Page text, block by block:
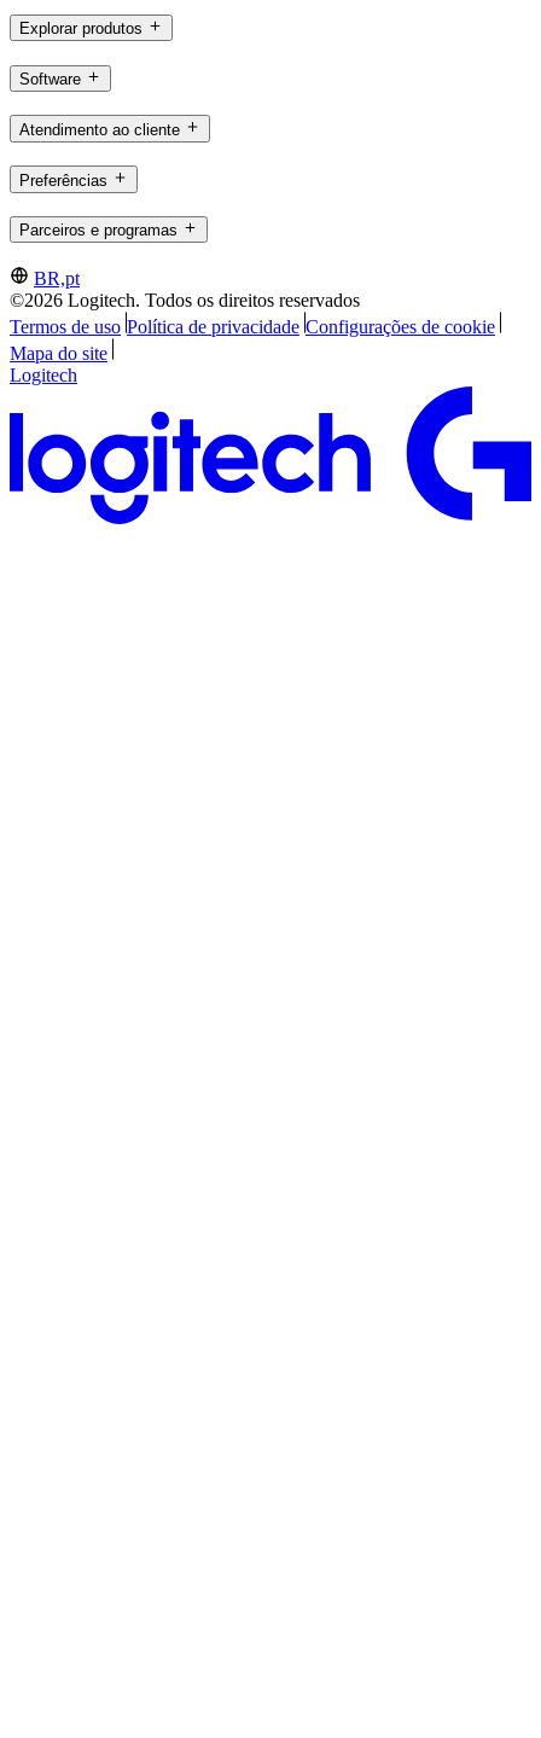
Explorar produtos
Software
Atendimento ao cliente
Preferências
Parceiros e programas
BR,pt
©2026 Logitech. Todos os direitos reservados
Termos de uso Política de privacidade Configurações de cookie
Mapa do site
Logitech